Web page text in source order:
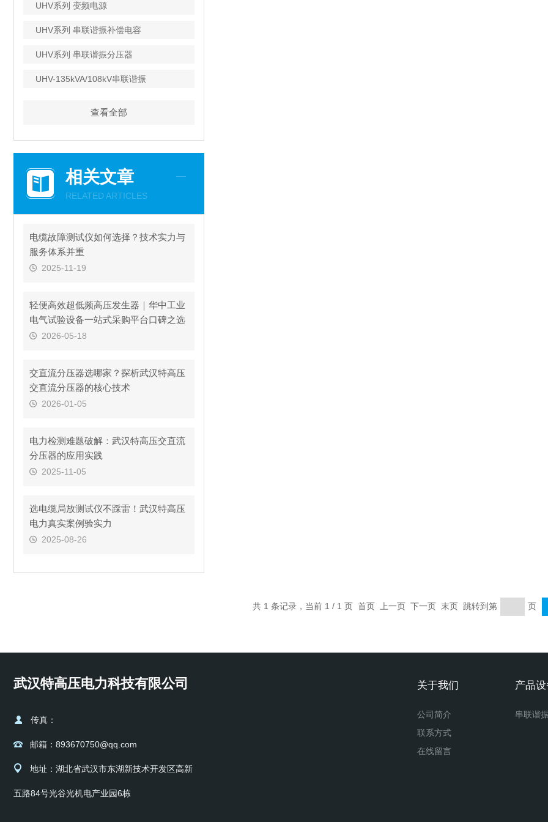
UHV系列 变频电源
UHV系列 串联谐振补偿电容
UHV系列 串联谐振分压器
UHV-135kVA/108kV串联谐振
查看全部
相关文章
RELATED ARTICLES
电缆故障测试仪如何选择？技术实力与
服务体系并重
2025-11-19
轻便高效超低频高压发生器｜华中工业
电气试验设备一站式采购平台口碑之选
2026-05-18
交直流分压器选哪家？探析武汉特高压
交直流分压器的核心技术
2026-01-05
电力检测难题破解：武汉特高压交直流
分压器的应用实践
2025-11-05
选电缆局放测试仪不踩雷！武汉特高压
电力真实案例验实力​
2025-08-26
共 1 条记录，当前 1 / 1 页 首页 上一页 下一页 末页 跳转到第 页
武汉特高压电力科技有限公司
传真：
邮箱：893670750@qq.com
地址：湖北省武汉市东湖新技术开发区高新
五路84号光谷光机电产业园6栋
关于我们
公司简介
联系方式
在线留言
产品
串联谐